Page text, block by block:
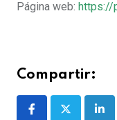
Página web: https://
Compartir: